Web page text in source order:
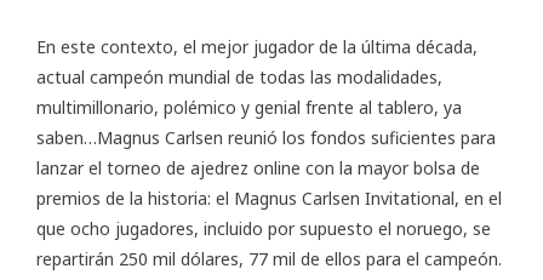
En este contexto, el mejor jugador de la última década,
actual campeón mundial de todas las modalidades,
multimillonario, polémico y genial frente al tablero, ya
saben…Magnus Carlsen reunió los fondos suficientes para
lanzar el torneo de ajedrez online con la mayor bolsa de
premios de la historia: el Magnus Carlsen Invitational, en el
que ocho jugadores, incluido por supuesto el noruego, se
repartirán 250 mil dólares, 77 mil de ellos para el campeón.